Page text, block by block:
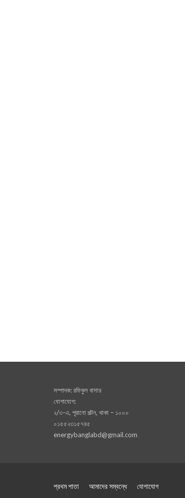
সম্পাদক: রফিকুল বাসার
যোগাযোগ:
২/৩-এ, পূরানো পল্টন, থাকা – ১০০০
০১৫৫২৩১৫৭৪৫
energybanglabd@gmail.com
প্রথম পাতা আমাদের সম্বন্ধে যোগাযোগ